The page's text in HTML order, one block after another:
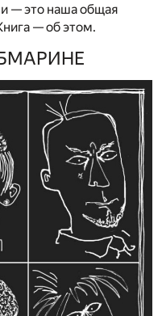
— это наша общая
— об этом.